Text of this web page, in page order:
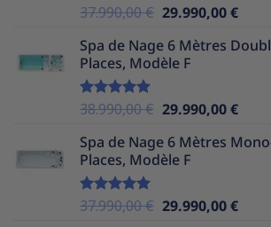
Note5.00
37.990,00€ Le
initial
était :
29.990,00€Le
Spa de Nage 6 Mètres
Places, Modèle F
Note5.00
38.990,00€ Le
initial
était :
29.990,00€Le
Spa de Nage 6 Mètres
Places, Modèle F
Note5.00
37.990,00€ Le
29.990,00€Le